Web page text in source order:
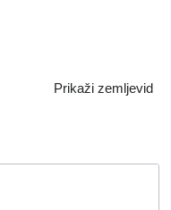
Prikaži zemljevid